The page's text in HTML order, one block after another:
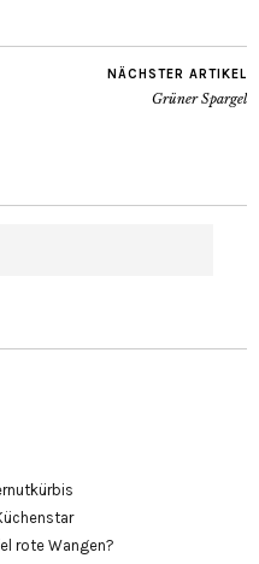
NÄCHSTER ARTIKEL
Grüner Spargel
rote Wangen?